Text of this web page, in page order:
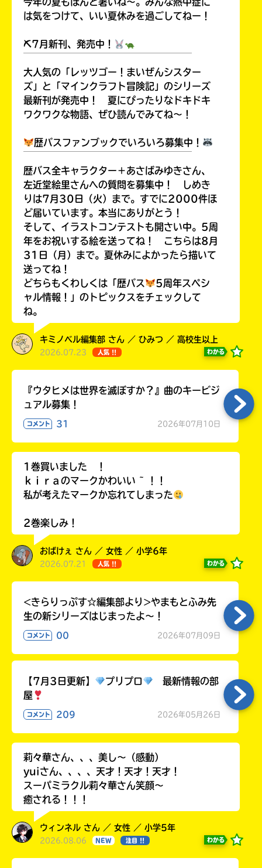
今年の夏もほんと暑いね～。みんな熱中症に
は気をつけて、いい夏休みを過ごしてねー！
⛏7月新刊、発売中！
大人気の「レッツゴー！まいぜんシスター
ズ」と「マインクラフト冒険記」のシリーズ
最新刊が発売中！ 夏にぴったりなドキドキ
ワクワクな物語、ぜひ読んでみてね～！
歴バスファンブックでいろいろ募集中！
歴バス全キャラクター＋あさばみゆきさん、
左近堂絵里さんへの質問を募集中！ しめき
りは7月30日（火）まで。すでに2000件ほ
ど届いています。本当にありがとう！
そして、イラストコンテストも開さい中。5周
年をお祝いする絵を送ってね！ こちらは8月
31日（月）まで。夏休みによかったら描いて
送ってね！
どちらもくわしくは「歴バス
5周年スペシ
ャル情報！」のトピックスをチェックして
ね。
キミノベル編集部 さん ／ ひみつ ／ 高校生以上
2026.07.23 人気 !! わかる
『ウタヒメは世界を滅ぼすか？』曲のキービジ
ュアル募集！
コメント 31 2026年07月10日
1巻買いました ！
ｋｉｒａのマークかわいい ~ ！！
私が考えたマークか忘れてしまった
2巻楽しみ！
おばけぇ さん ／ 女性 ／ 小学6年
2026.07.21 人気 !! わかる
<きらりっぷす☆編集部より>やまもとふみ先
生の新シリーズはじまったよ～！
コメント 00 2026年07月09日
【7月3日更新】 プリプロ
最新情報の部
屋
コメント 209 2026年05月26日
莉々華さん、、、美し〜（感動）
yuiさん、、、、天才！天才！天才！
スーパミラクル莉々華さん笑顔〜
癒される！！！
ウィンネル さん ／ 女性 ／ 小学5年
2026.08.06 NEW 注目 !! わかる